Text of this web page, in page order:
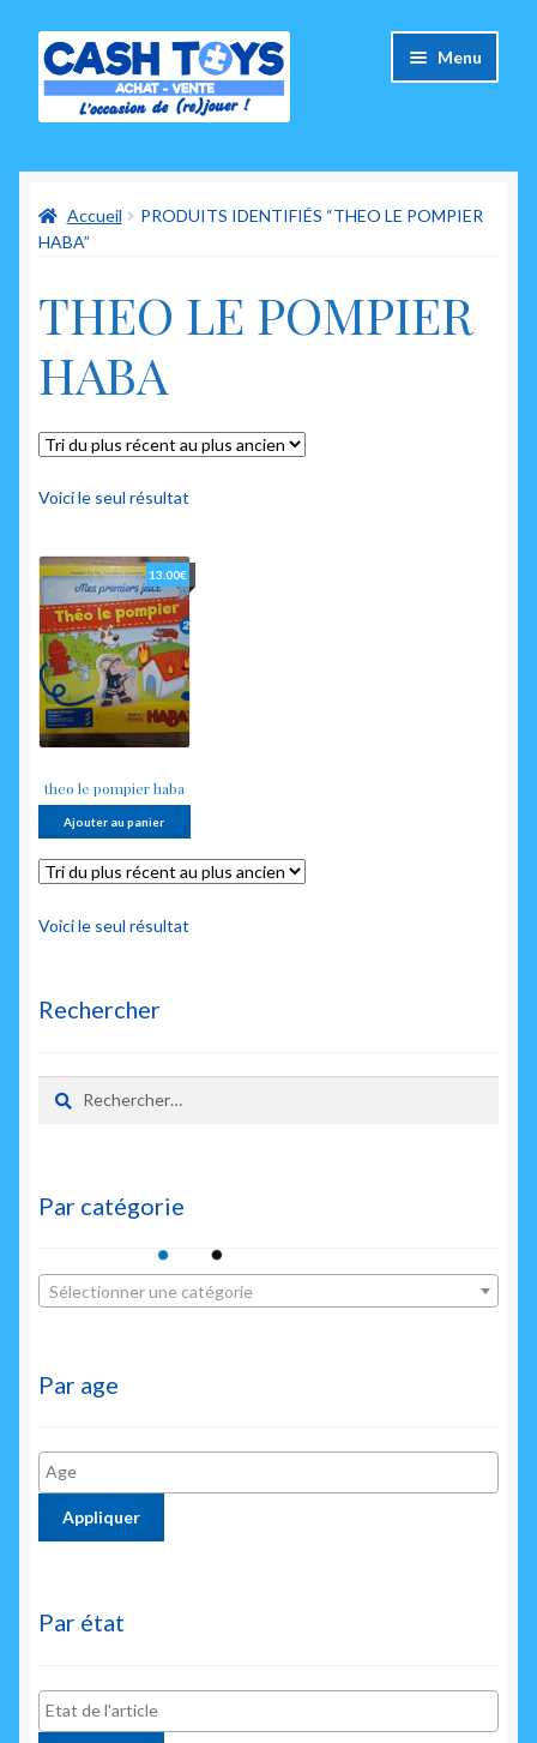
Aller
à
Aller
au
contenu
Menu
Carte Cadeau
Accueil
PRODUITS IDENTIFIÉS “THEO LE POMPIER
HABA”
THEO LE POMPIER
HABA
Voici le seul résultat
theo le pompier haba
13.00€
Ajouter au panier
Voici le seul résultat
Rechercher
Rechercher :
Par catégorie
Sélectionner une catégorie
Par age
Appliquer
Par état